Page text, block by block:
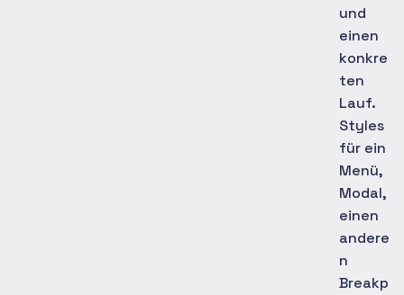
und
einen
konkre
ten
Lauf.
Styles
für ein
Menü,
Modal,
einen
andere
n
Breakp